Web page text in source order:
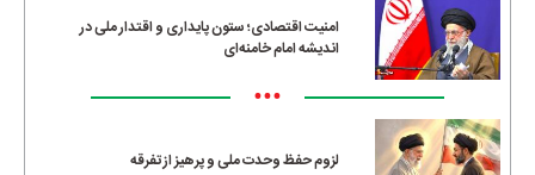
امنیت اقتصادی؛ ستون پایداری و اقتدار ملی در
اندیشه امام خامنه‌ای
•••
لزوم حفظ وحدت ملی و پرهیز از تفرقه